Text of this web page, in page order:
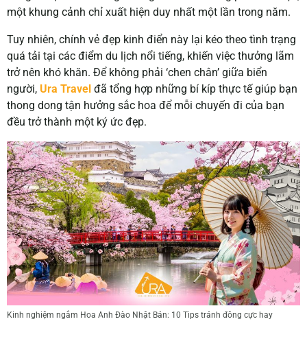
một khung cảnh chỉ xuất hiện duy nhất một lần trong năm.
Tuy nhiên, chính vẻ đẹp kinh điển này lại kéo theo tình trạng
quá tải tại các điểm du lịch nổi tiếng, khiến việc thưởng lãm
trở nên khó khăn. Để không phải ‘chen chân’ giữa biển
người, Ura Travel đã tổng hợp những bí kíp thực tế giúp bạn
thong dong tận hưởng sắc hoa đểmỗi chuyến đi của bạn
đều trở thành một ký ức đẹp.
Kinh nghiệm ngắm Hoa Anh Đào Nhật Bản: 10 Tips tránh đông cực hay